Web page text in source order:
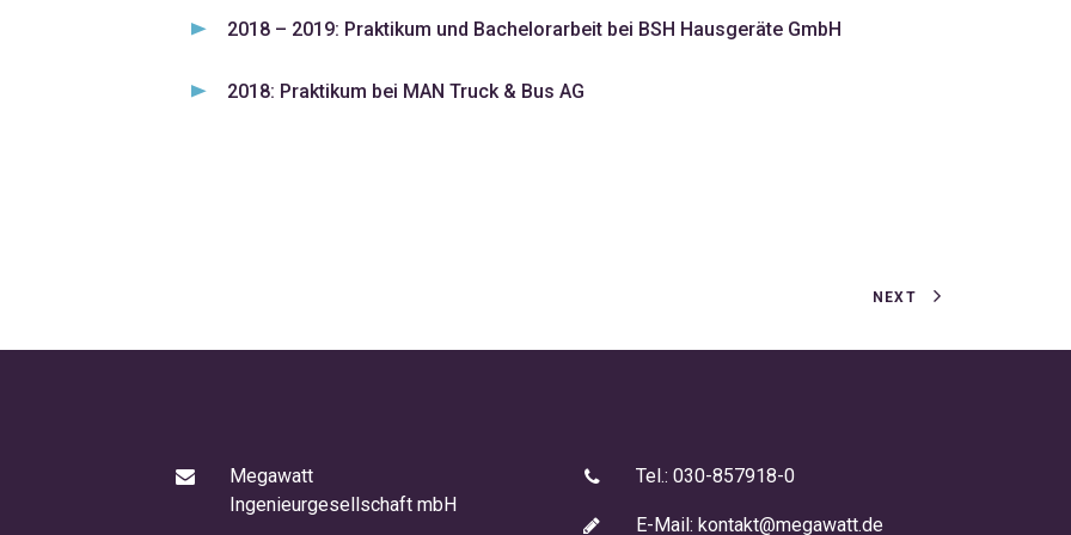
2018 – 2019: Praktikum und Bachelorarbeit bei BSH Hausgeräte GmbH
2018: Praktikum bei MAN Truck & Bus AG
NEXT
Megawatt
Ingenieurgesellschaft mbH
Tel.: 030-857918-0
E-Mail: kontakt@megawatt.de